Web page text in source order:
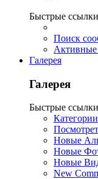
Быстрые ссылки
Поиск
Галерея
Галерея
Быстрые ссылки
Категории
Новые
Новые
Новые
New